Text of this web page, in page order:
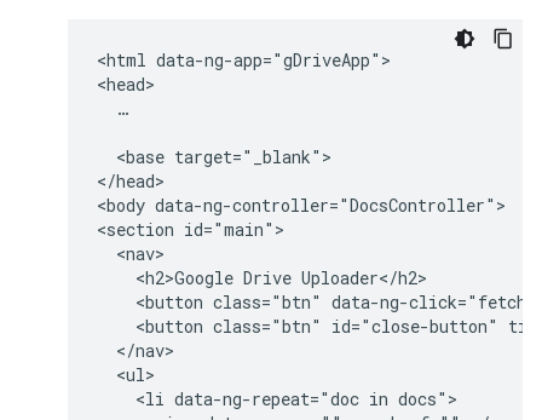
<html data-ng-app="gDriveApp">
<head>
  …
  <base target="_blank">
</head>
<body data-ng-controller="DocsController">
<section id="main">
  <nav>
    <h2>Google Drive Uploader</h2>
<button class="btn" data-ng-
<button class="btn" id="close-button"
  </nav>
  <ul>
    <li data-ng-repeat="doc in docs">